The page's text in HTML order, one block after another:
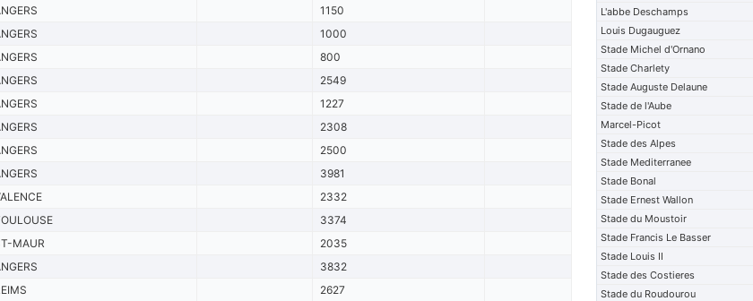
1150
1000
800
2549
1227
2308
2500
3981
2332
3374
MAUR
2035
3832
2627
L'abbe Deschamps
Louis Dugauguez
Stade Michel d'Ornano
Stade Charlety
Stade Auguste Delaune
Stade de l'Aube
Marcel-Picot
Stade des Alpes
Stade Mediterranee
Stade Bonal
Stade Ernest Wallon
Stade du Moustoir
Stade Francis Le Basser
Stade Louis II
Stade des Costieres
Stade du Roudourou